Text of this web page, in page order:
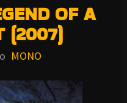
OF A
(2007)
MONO